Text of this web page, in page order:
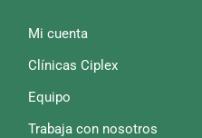
Mi cuenta
Clínicas Ciplex
Equipo
Trabaja con nosotros